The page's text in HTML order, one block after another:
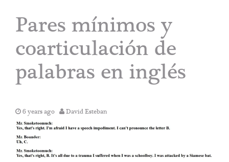
Pares mínimos y
coarticulación de
palabras en inglés
6 years ago David Esteban